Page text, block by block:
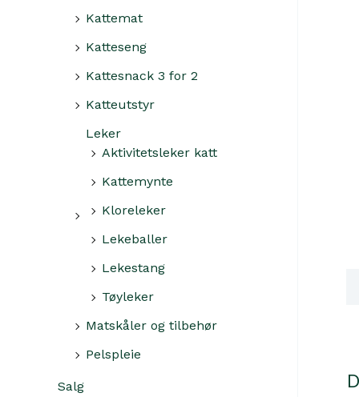
Kattemat
Katteseng
Kattesnack 3 for 2
Katteutstyr
Leker
Aktivitetsleker katt
Kattemynte
Kloreleker
Lekeballer
Lekestang
Tøyleker
Matskåler og tilbehør
Pelspleie
Salg